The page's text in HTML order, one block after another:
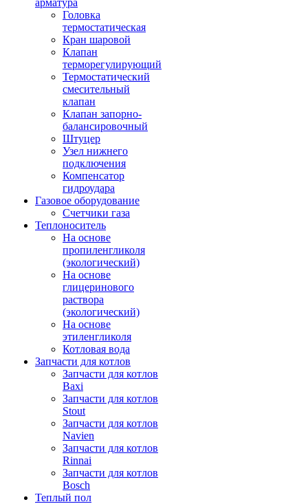
арматура
Головка
термостатическая
Кран шаровой
Клапан
терморегулирующий
Термостатический
смесительный
клапан
Клапан запорно-
балансировочный
Штуцер
Узел нижнего
подключения
Компенсатор
гидроудара
Газовое оборудование
Счетчики газа
Теплоноситель
На основе
пропиленгликоля
(экологический)
На основе
глицеринового
раствора
(экологический)
На основе
этиленгликоля
Котловая вода
Запчасти для котлов
Запчасти для котлов
Baxi
Запчасти для котлов
Stout
Запчасти для котлов
Navien
Запчасти для котлов
Rinnai
Запчасти для котлов
Bosch
Теплый пол